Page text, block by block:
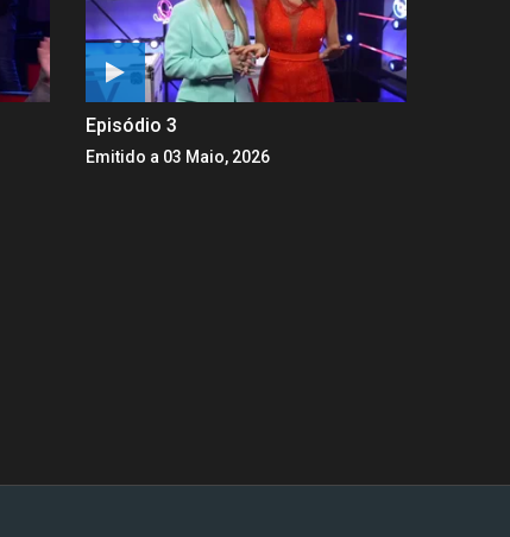
Episódio 3
Emitido a 03 Maio, 2026